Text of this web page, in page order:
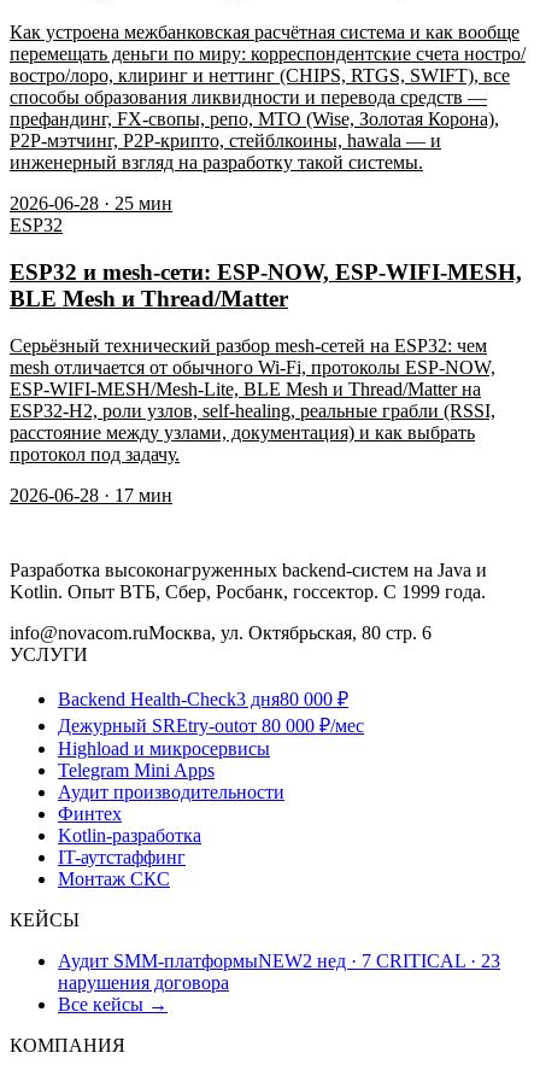
Как устроена межбанковская расчётная система и как вообще
перемещать деньги по миру: корреспондентские счета ностро/
востро/лоро, клиринг и неттинг (CHIPS, RTGS, SWIFT), все
способы образования ликвидности и перевода средств —
префандинг, FX-свопы, репо, MTO (Wise, Золотая Корона),
P2P-мэтчинг, P2P-крипто, стейблкоины, hawala — и
инженерный взгляд на разработку такой системы.
2026-06-28 · 25 мин
ESP32
ESP32 и mesh-сети: ESP-NOW, ESP-WIFI-MESH,
BLE Mesh и Thread/Matter
Серьёзный технический разбор mesh-сетей на ESP32: чем
mesh отличается от обычного Wi-Fi, протоколы ESP-NOW,
ESP-WIFI-MESH/Mesh-Lite, BLE Mesh и Thread/Matter на
ESP32-H2, роли узлов, self-healing, реальные грабли (RSSI,
расстояние между узлами, документация) и как выбрать
протокол под задачу.
2026-06-28 · 17 мин
Разработка высоконагруженных backend-систем на Java и
Kotlin. Опыт ВТБ, Сбер, Росбанк, госсектор. С 1999 года.
info@novacom.ruМосква, ул. Октябрьская, 80 стр. 6
УСЛУГИ
Backend Health-Check3 дня80 000 ₽
Дежурный SREtry-outот 80 000 ₽/мес
Highload и микросервисы
Telegram Mini Apps
Аудит производительности
Финтех
Kotlin-разработка
IT-аутстаффинг
Монтаж СКС
КЕЙСЫ
Аудит SMM-платформыNEW2 нед · 7 CRITICAL · 23
нарушения договора
Все кейсы →
КОМПАНИЯ